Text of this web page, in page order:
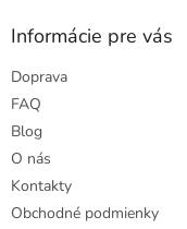
Informácie pre vás
Doprava
FAQ
Blog
O nás
Kontakty
Obchodné podmienky